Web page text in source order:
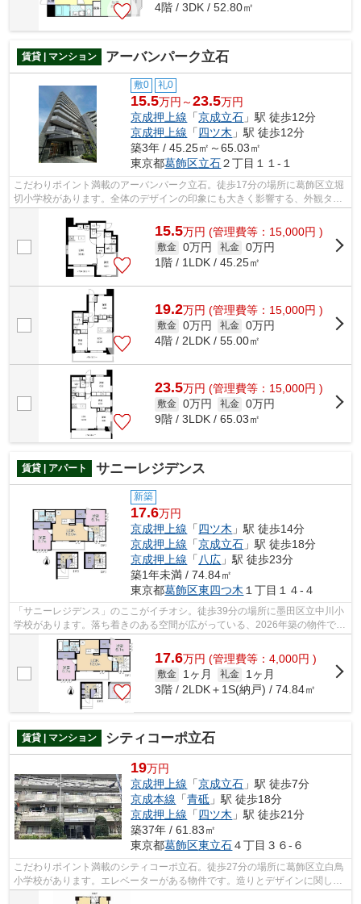
4階 / 3DK / 52.80㎡
賃貸 | マンション アーバンパーク立石
敷0 礼0
15.5万円～23.5万円
京成押上線 「京成立石 」駅 徒歩12分
京成押上線 「四ツ木 」駅 徒歩12分
築3年 / 45.25㎡～65.03㎡
東京都葛飾区立石２丁目１１-１
こだわりポイント満載のアーバンパーク立石。徒歩17分の場所に葛飾区立堀
切小学校があります。全体のデザインの印象にも大きく影響する、外観タイ
ル張りの物件です。設備が充実してう...
15.5万円 (管理費等：15,000円 )
敷金 0万円 礼金 0万円
1階 / 1LDK / 45.25㎡
19.2万円 (管理費等：15,000円 )
敷金 0万円 礼金 0万円
4階 / 2LDK / 55.00㎡
23.5万円 (管理費等：15,000円 )
敷金 0万円 礼金 0万円
9階 / 3LDK / 65.03㎡
賃貸 | アパート サニーレジデンス
新築
17.6万円
京成押上線 「四ツ木 」駅 徒歩14分
京成押上線 「京成立石 」駅 徒歩18分
京成押上線 「八広 」駅 徒歩23分
築1年未満 / 74.84㎡
東京都葛飾区東四つ木 １丁目１４-４
「サニーレジデンス」のここがイチオシ。徒歩39分の場所に墨田区立中川小
学校があります。落ち着きのある空間が広がっている、2026年築の物件で
す。こちらの物件はアパートです。ご希...
17.6万円 (管理費等：4,000円 )
敷金 1ヶ月 礼金
1ヶ月
3階 / 2LDK＋1S(納戸) / 74.84㎡
賃貸 | マンション シティコーポ立石
19万円
京成押上線 「京成立石 」駅 徒歩7分
京成本線 「青砥 」駅 徒歩18分
京成押上線 「四ツ木 」駅 徒歩21分
築37年 / 61.83㎡
東京都葛飾区東立石４丁目３６-６
こだわりポイント満載のシティコーポ立石。徒歩27分の場所に葛飾区立白鳥
小学校があります。エレベーターがある物件です。造りとデザインに関し
て、自信をもって情報を提供できるマン...